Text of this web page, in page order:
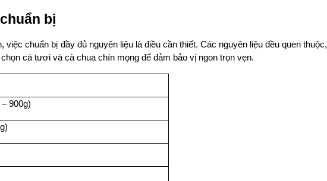
bị
chuẩn bị đầy đủ nguyên liệu là điều cần thiết. Các nguyên liệu đều quen thuộc,
cá tươi và cà chua chín mọng để đảm bảo vị ngon trọn vẹn.
900g)